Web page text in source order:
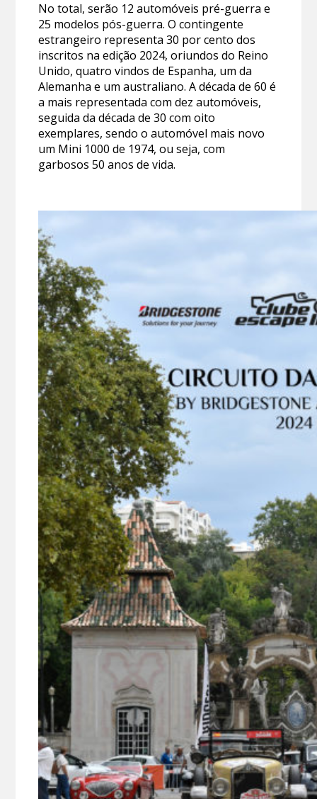
No total, serão 12 automóveis pré-guerra e
25 modelos pós-guerra. O contingente
estrangeiro representa 30 por cento dos
inscritos na edição 2024, oriundos do Reino
Unido, quatro vindos de Espanha, um da
Alemanha e um australiano. A década de 60 é
a mais representada com dez automóveis,
seguida da década de 30 com oito
exemplares, sendo o automóvel mais novo
um Mini 1000 de 1974, ou seja, com
garbosos 50 anos de vida.